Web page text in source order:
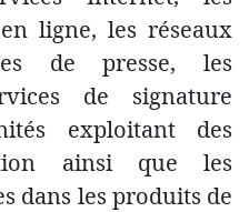
ligne, les réseaux
de presse, les
de signature
exploitant des
ainsi que les
dans les produits de